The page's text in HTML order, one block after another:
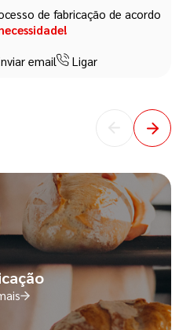
de fabricação de acordo
email Ligar